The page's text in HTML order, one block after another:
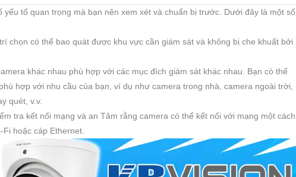
yếu tố quan trọng mà bạn nên xem xét và chuẩn bị trước. Dưới đây là một số
chọn có thể bao quát được khu vực cần giám sát và không bị che khuất bởi
khác nhau phù hợp với các mục đích giám sát khác nhau. Bạn có thể
hợp với nhu cầu của bạn, ví dụ như camera trong nhà, camera ngoài trời,
quét, v.v.
tra kết nối mạng và an Tâm rằng camera có thể kết nối với mạng một cách
hoặc cáp Ethernet.